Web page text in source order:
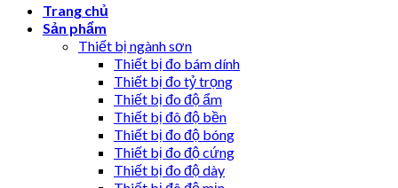
Trang chủ
Sản phẩm
Thiết bị ngành sơn
Thiết bị đo bám dính
Thiết bị đo tỷ trọng
Thiết bị đo độ ẩm
Thiết bị đô độ bền
Thiết bị đo độ bóng
Thiết bị đo độ cứng
Thiết bị đo độ dày